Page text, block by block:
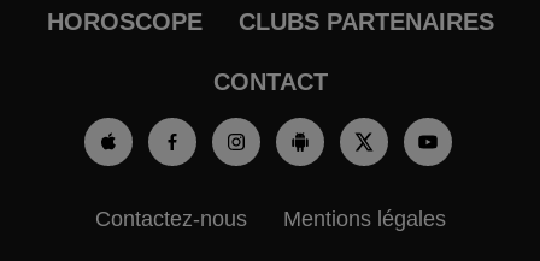
HOROSCOPE CLUBS PARTENAIRES
CONTACT
Contactez-nous Mentions légales